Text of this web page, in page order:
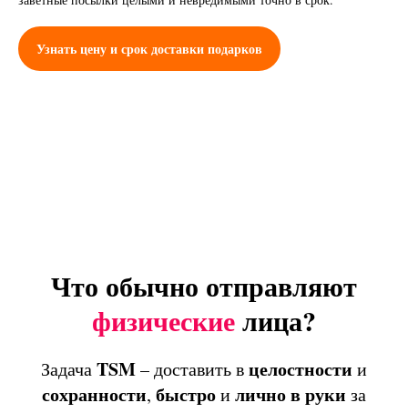
Узнать цену и срок доставки подарков
Что обычно отправляют
физическиелица?
ЗадачаTSM– доставить вцелостности и
сохранности, быстроиличновруки за